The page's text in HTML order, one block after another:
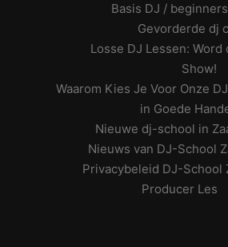
Basis DJ /
Gevorderde dj
Losse DJ Lessen: Word
Show!
Waarom Kies Je Voor Onze
in Goede
Nieuwe dj-school in
Nieuws van DJ-School
Privacybeleid DJ-School
Producer Les